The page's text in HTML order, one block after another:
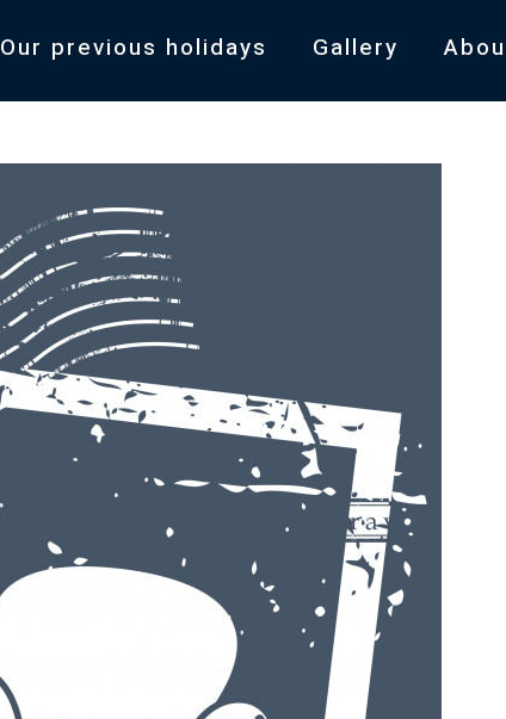
Our previous holidays Gallery